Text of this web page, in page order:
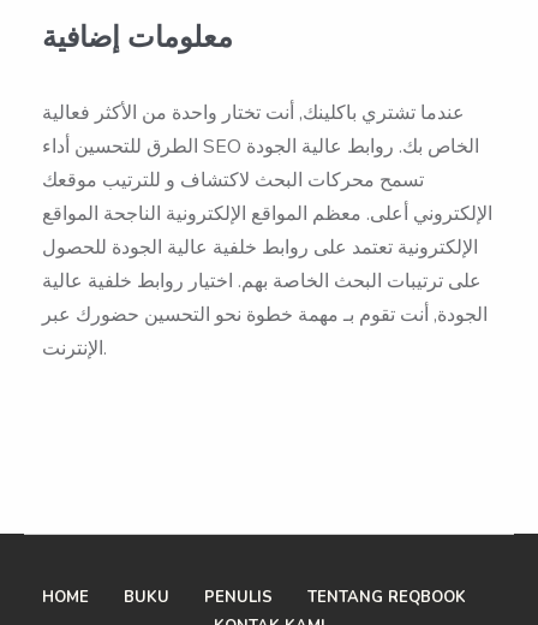
معلومات إضافية
عندما تشتري باكلينك, أنت تختار واحدة من الأكثر فعالية
الطرق للتحسين أداء SEO الخاص بك. روابط عالية الجودة
تسمح محركات البحث لاكتشاف و للترتيب موقعك
الإلكتروني أعلى. معظم المواقع الإلكترونية الناجحة المواقع
الإلكترونية تعتمد على روابط خلفية عالية الجودة للحصول
على ترتيبات البحث الخاصة بهم. اختيار روابط خلفية عالية
الجودة, أنت تقوم بـ مهمة خطوة نحو التحسين حضورك عبر
الإنترنت.
HOME BUKU PENULIS
TENTANG REQBOOK